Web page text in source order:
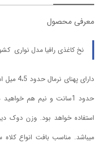
معرفی محصول
نخ کاغذی رافیا مدل نواری
دارای
حدود 1سانت و نیم هم
میباشد. مناسب بافت انواع